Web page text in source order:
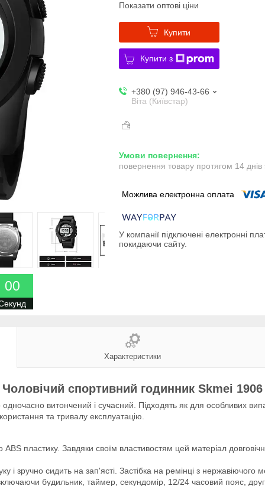
00
Показати оптові ціни
Купити
Купити з
+380 (97) 946-43-66
Віта (Київстар)
повернення товару протягом 14 днів
У компанії підключені електронні
покидаючи сайту.
Характеристики
Чоловічий спортивний годинник Skmei 1906
витончений і сучасний. Підходять як для особливих
та тривалу експлуатацію.
пластику. Завдяки своїм властивостям цей матеріал
і зручно сидить на зап'ясті. Застібка на ремінці з
будильник, таймер, секундомір, 12/24 часовий пояс, другий